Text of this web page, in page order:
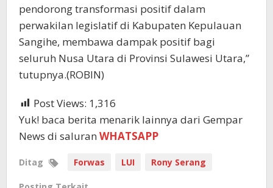
pendorong transformasi positif dalam
perwakilan legislatif di Kabupaten Kepulauan
Sangihe, membawa dampak positif bagi
seluruh Nusa Utara di Provinsi Sulawesi Utara,”
tutupnya.(ROBIN)
Post Views: 1,316
Yuk! baca berita menarik lainnya dari Gempar
News di saluran WHATSAPP
Ditag Forwas LUI Rony Serang